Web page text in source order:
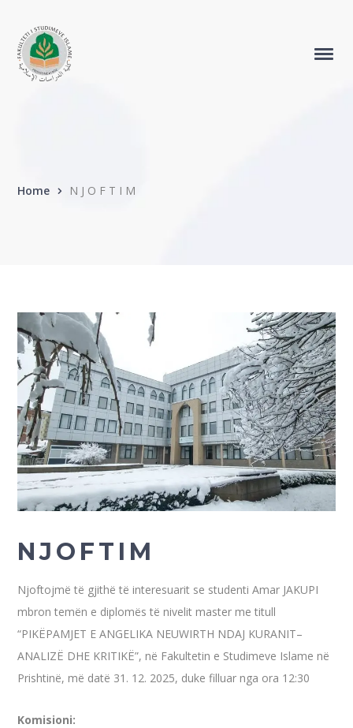
Home N J O F T I M
N J O F T I M
Njoftojmë të gjithë të interesuarit se studenti Amar JAKUPI
mbron temën e diplomës të nivelit master me titull
“PIKËPAMJET E ANGELIKA NEUWIRTH NDAJ KURANIT–
ANALIZË DHE KRITIKË”, në Fakultetin e Studimeve Islame në
Prishtinë, më datë 31. 12. 2025, duke filluar nga ora 12:30
Komisioni: